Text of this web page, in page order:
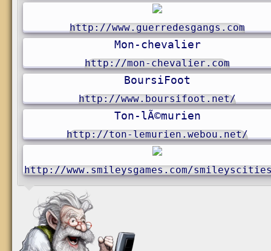
http://www.guerredesgangs.com
Mon-chevalier
http://mon-chevalier.com
BoursiFoot
http://www.boursifoot.net/
Ton-lÃ©murien
http://ton-lemurien.webou.net/
http://www.smileysgames.com/